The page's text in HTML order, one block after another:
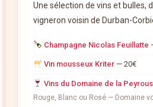
Une sélection de vins et bulles,
vigneron voisin de Durban-
Champagne Nicolas Feuillatte
Vin mousseux Kriter— 20€
Vins du Domaine de la
Rouge, Blanc ou Rosé — Domaine